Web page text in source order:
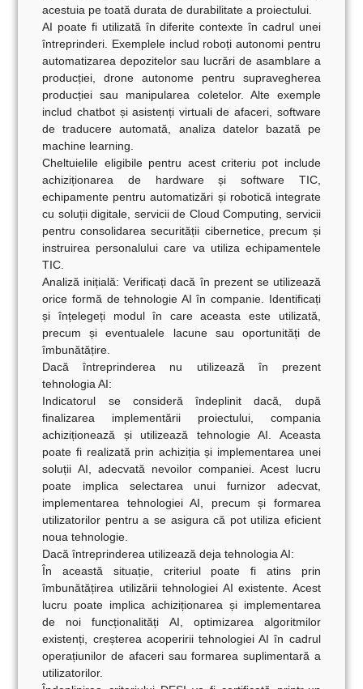
acestuia pe toată durata de durabilitate a proiectului.
AI poate fi utilizată în diferite contexte în cadrul unei
întreprinderi. Exemplele includ roboți autonomi pentru
automatizarea depozitelor sau lucrări de asamblare a
producției, drone autonome pentru supravegherea
producției sau manipularea coletelor. Alte exemple
includ chatbot și asistenți virtuali de afaceri, software
de traducere automată, analiza datelor bazată pe
machine learning.
Cheltuielile eligibile pentru acest criteriu pot include
achiziționarea de hardware și software TIC,
echipamente pentru automatizări și robotică integrate
cu soluții digitale, servicii de Cloud Computing, servicii
pentru consolidarea securității cibernetice, precum și
instruirea personalului care va utiliza echipamentele
TIC.
Analiză inițială:Verificați dacă în prezent se utilizează
orice formă de tehnologie AI în companie. Identificați
și înțelegeți modul în care aceasta este utilizată,
precum și eventualele lacune sau oportunități de
îmbunătățire.
Dacă întreprinderea nu utilizează în prezent
tehnologia AI:
Indicatorul se consideră îndeplinit dacă, după
finalizarea implementării proiectului, compania
achiziționează și utilizează tehnologie AI. Aceasta
poate fi realizată prin achiziția și implementarea unei
soluții AI, adecvată nevoilor companiei. Acest lucru
poate implica selectarea unui furnizor adecvat,
implementarea tehnologiei AI, precum și formarea
utilizatorilor pentru a se asigura că pot utiliza eficient
noua tehnologie.
Dacă întreprinderea utilizează deja tehnologia AI:
În această situație, criteriul poate fi atins prin
îmbunătățirea utilizării tehnologiei AI existente. Acest
lucru poate implica achiziționarea și implementarea
de noi funcționalități AI, optimizarea algoritmilor
existenți, creșterea acoperirii tehnologiei AI în cadrul
operațiunilor de afaceri sau formarea suplimentară a
utilizatorilor.